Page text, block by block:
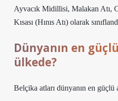
Ayvacık Midillisi, Malakan Atı,
Kısası (Hınıs Atı) olarak
Dünyanın en
ülkede?
Belçika atları dünyanın en güçlü